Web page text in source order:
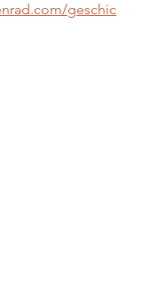
geschic